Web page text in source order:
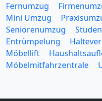
Fernumzug
Mini Umzug
Seniorenumzug
Entrümpelung
Möbellift
Möbelmitfahrzentrale